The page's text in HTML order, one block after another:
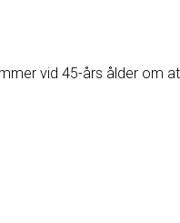
vid 45-års ålder om